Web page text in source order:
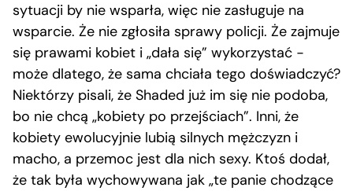
sytuacji by nie wsparła, więc nie zasługuje na
wsparcie. Że nie zgłosiła sprawy policji. Że zajmuje
się prawami kobiet i „dała się” wykorzystać −
może dlatego, że sama chciała tego doświadczyć?
Niektórzy pisali, że Shaded już im się nie podoba,
bo nie chcą „kobiety po przejściach”. Inni, że
kobiety ewolucyjnie lubią silnych mężczyzn i
macho, a przemoc jest dla nich sexy. Ktoś dodał,
że tak była wychowywana jak „te panie chodzące